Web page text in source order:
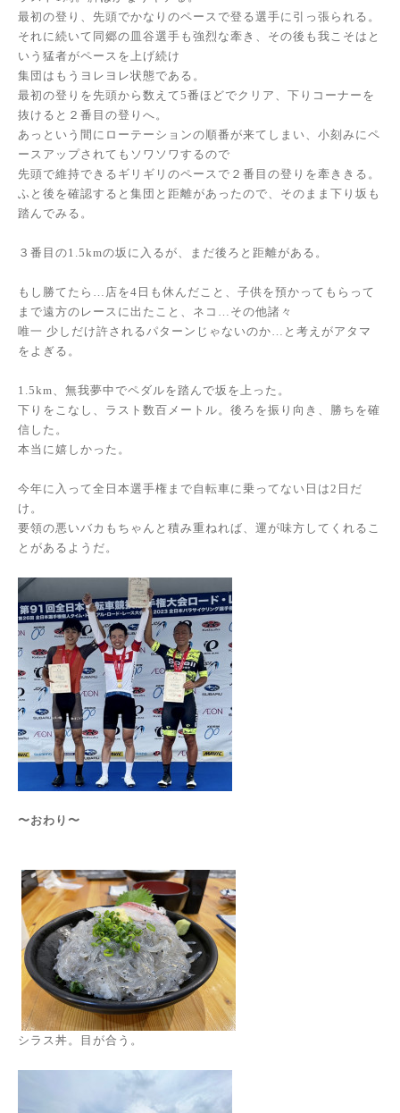
最初の登り、先頭でかなりのペースで登る選手に引っ張られる。
それに続いて同郷の皿谷選手も強烈な牽き、その後も我こそはと
いう猛者がペースを上げ続け
集団はもうヨレヨレ状態である。
最初の登りを先頭から数えて5番ほどでクリア、下りコーナーを
抜けると２番目の登りへ。
あっという間にローテーションの順番が来てしまい、小刻みにペ
ースアップされてもソワソワするので
先頭で維持できるギリギリのペースで２番目の登りを牽ききる。
ふと後を確認すると集団と距離があったので、そのまま下り坂も
踏んでみる。
３番目の1.5kmの坂に入るが、まだ後ろと距離がある。
もし勝てたら…店を4日も休んだこと、子供を預かってもらって
まで遠方のレースに出たこと、ネコ…その他諸々
唯一 少しだけ許されるパターンじゃないのか…と考えがアタマ
をよぎる。
1.5km、無我夢中でペダルを踏んで坂を上った。
下りをこなし、ラスト数百メートル。後ろを振り向き、勝ちを確
信した。
本当に嬉しかった。
今年に入って全日本選手権まで自転車に乗ってない日は2日だ
け。
要領の悪いバカもちゃんと積み重ねれば、運が味方してくれるこ
とがあるようだ。
〜おわり〜
シラス丼。目が合う。